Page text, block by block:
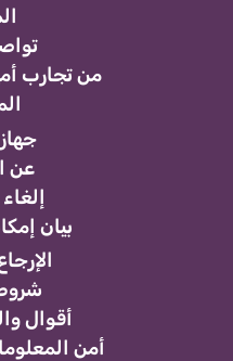
من تجارب
عن
بيان
شروط
أقوال
أمن